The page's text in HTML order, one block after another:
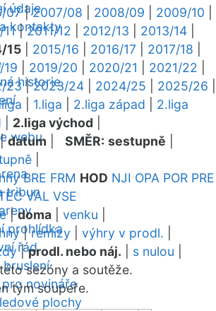
údaje
kontakty
historie
webu
tribun
prohlídka
řád
bruslení
pro novináře
plochy
07|2007/08 2008/09 2009/10
|2011/12 2012/13 2013/14
15
2015/16 2016/17 2017/18
19
2019/20 2020/21 2021/22
23|2023/24 2024/25 2025/26
1.liga 2.liga západ
2.liga
2.liga východ
datum SMĚR: sestupně
BRE FRM HOD NJI OPA POR PRE
VAL VSE
|doma venku
|remízy výhry v prodl.
|prodl. nebo náj. s nulou
sezóny a soutěže.
tým soupeře.